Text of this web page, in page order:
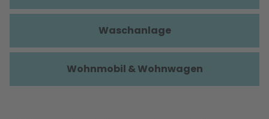
Waschanlage
Wohnmobil & Wohnwagen